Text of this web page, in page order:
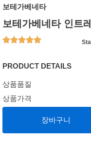
보테가베네타
보테가베네타 인트
PRODUCT DETAILS
상품품질
상품가격
장바구니